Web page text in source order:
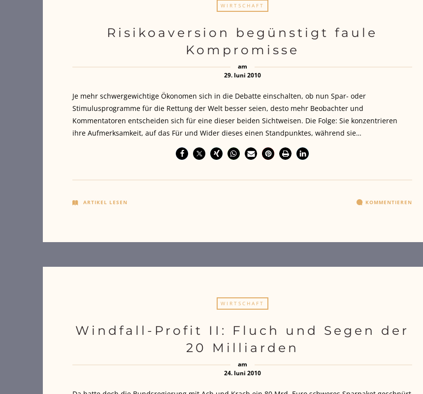
WIRTSCHAFT
Risikoaversion begünstigt faule
Kompromisse
am
29. Juni 2010
Je mehr schwergewichtige Ökonomen sich in die Debatte einschalten, ob nun Spar- oder
Stimulusprogramme für die Rettung der Welt besser seien, desto mehr Beobachter und
Kommentatoren entscheiden sich für eine dieser beiden Sichtweisen. Die Folge: Sie konzentrieren
ihre Aufmerksamkeit, auf das Für und Wider dieses einen Standpunktes, während sie…
ARTIKEL LESEN KOMMENTIEREN
WIRTSCHAFT
Windfall-Profit II: Fluch und Segen der
20 Milliarden
am
24. Juni 2010